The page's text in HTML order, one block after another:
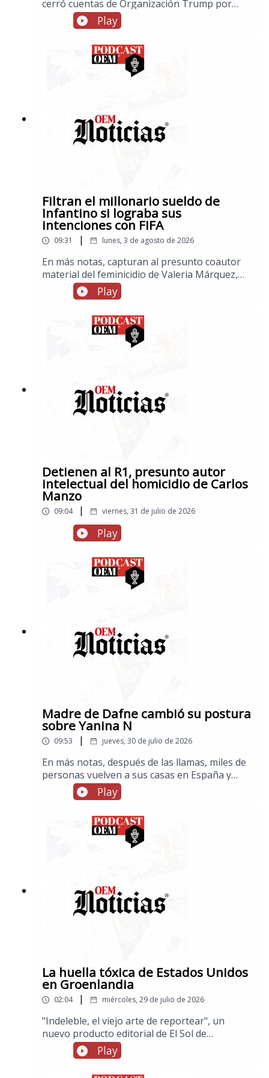
cerró cuentas de Organización Trump por
posible lavado de dinero, en notas de El Esto,
México domina en el triatlón de los Juegos
Centroamericanos y del Caribe, y en los
espectáculos, Ariana Grande anuncia que
dejará la vida pública tras concluir su gira
debido a las críticas sobre su físico
Play
Filtran el millonario sueldo de
Infantino si lograba sus
intenciones con FIFA
09:31 | lunes, 3 de agosto de 2026
En más notas, capturan al presunto coautor
material del feminicidio de Valeria Márquez,
en información internacional, Trump anuncia
que este lunes se iniciarán nuevas
conversaciones con Irán, tras aplazar ataques,
y en los espectáculos, fallece Carlos del
Campo, actor de doblaje que prestó la voz a
“Slinky” en “Toy Stoy”
Play
Detienen al R1, presunto autor
intelectual del homicidio de Carlos
Manzo
09:04 | viernes, 31 de julio de 2026
Play
Madre de Dafne cambió su postura
sobre Yanina N
09:53 | jueves, 30 de julio de 2026
En más notas, después de las llamas, miles de
personas vuelven a sus casas en España y
Francia, en los espectáculos, cuatro mujeres
acusan a Jared Leto de conducta sexual
delictiva cuando eran adolescentes, por otra
parte, muere a los 75 años el músico Javier
Martín del Campo, líder de La Revolución de
Play
La huella tóxica de Estados Unidos
en Groenlandia
02:04 | miércoles, 29 de julio de 2026
"Indeleble, el viejo arte de reportear", un
nuevo producto editorial de El Sol de
México.Estados Unidos ha dejado en
Groenlandia una contaminación más extensa
de lo que se había revelado
Play